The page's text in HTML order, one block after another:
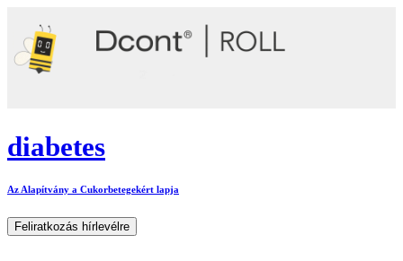
diabetes
Az Alapítvány a Cukorbetegekért lapja